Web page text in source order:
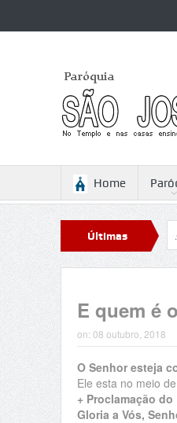
Home
Últimas
Notícias
Reflexão para a
E quem é
on: 08 outubro, 2018
O Senhor esteja
Ele esta no meio
+ Proclamação
Gloria a Vós,